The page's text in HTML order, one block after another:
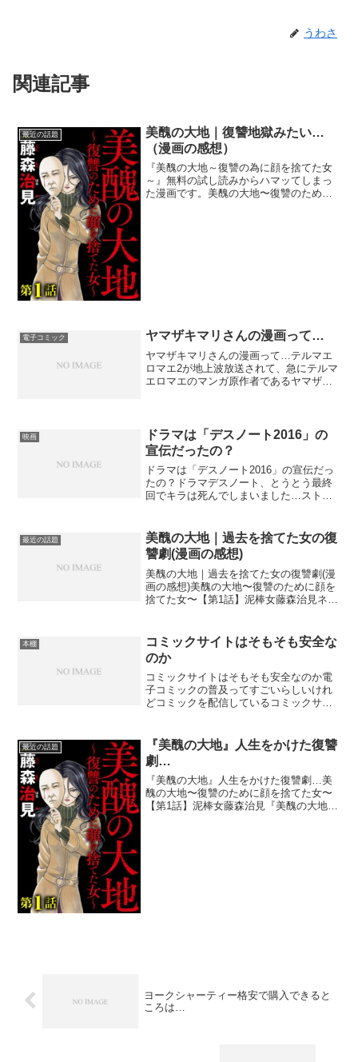
うわさ
関連記事
最近の話題
美醜の大地｜復讐地獄みたい…
（漫画の感想）
『美醜の大地～復讐の為に顔を捨てた女
～』無料の試し読みからハマッてしまっ
た漫画です。美醜の大地〜復讐のために
電子コミック ヤマザキマリさんの漫画って…
ヤマザキマリさんの漫画って…テルマエ
ロマエ2が地上波放送されて、急にテルマ
エロマエのマンガ原作者であるヤマザキ
いたというか…。数人分...
映画
ドラマは「デスノート2016」の
宣伝だったの？
ドラマは「デスノート2016」の宣伝だっ
たの？ドラマデスノート、とうとう最終
回でキラは死んでしまいました…ストー
えました。…と思ったら、最後の最後に
『デスノート2016...
最近の話題
美醜の大地｜過去を捨てた女の復
讐劇(漫画の感想)
美醜の大地｜過去を捨てた女の復讐劇(漫
画の感想)美醜の大地〜復讐のために顔を
捨てた女〜【第1話】泥棒女藤森治見ネタ
ていましたが、読み始めたらもう止まり
ませんね。簡単なあら...
本棚
コミックサイトはそもそも安全な
のか
コミックサイトはそもそも安全なのか電
子コミックの普及ってすごいらしいけれ
どコミックを配信しているコミックサイ
フォンなどの携帯電話の公式サイトであ
ればまずは安心みたいです...
最近の話題
『美醜の大地』人生をかけた復讐
劇…
『美醜の大地』人生をかけた復讐劇…美
醜の大地〜復讐のために顔を捨てた女〜
【第1話】泥棒女藤森治見『美醜の大地』
ヨークシャーティー格安で購入できると
ころは…